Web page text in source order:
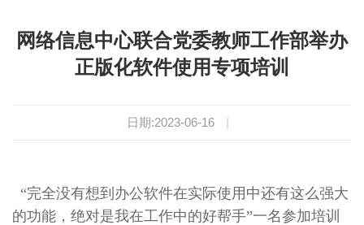
网络信息中心联合党委教师工作部举办
正版化软件使用专项培训
日期:2023-06-16 |
“完全没有想到办公软件在实际使用中还有这么强大
的功能，绝对是我在工作中的好帮手”一名参加培训